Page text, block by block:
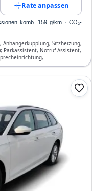
Rate anpassen
komb. 159 g/km · CO₂-
Sitzheizung,
Parkassistent, Notruf-Assistent,
Airbag